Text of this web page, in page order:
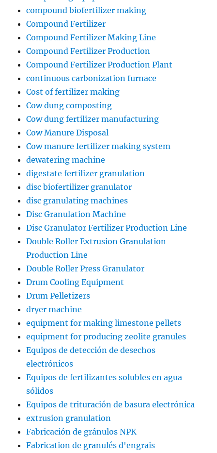
compound biofertilizer making
Compound Fertilizer
Compound Fertilizer Making Line
Compound Fertilizer Production
Compound Fertilizer Production Plant
continuous carbonization furnace
Cost of fertilizer making
Cow dung composting
Cow dung fertilizer manufacturing
Cow Manure Disposal
Cow manure fertilizer making system
dewatering machine
digestate fertilizer granulation
disc biofertilizer granulator
disc granulating machines
Disc Granulation Machine
Disc Granulator Fertilizer Production Line
Double Roller Extrusion Granulation
Production Line
Double Roller Press Granulator
Drum Cooling Equipment
Drum Pelletizers
dryer machine
equipment for making limestone pellets
equipment for producing zeolite granules
Equipos de detección de desechos
electrónicos
Equipos de fertilizantes solubles en agua
sólidos
Equipos de trituración de basura electrónica
extrusion granulation
Fabricación de gránulos NPK
Fabrication de granulés d'engrais